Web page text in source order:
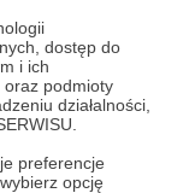
dostęp do
i ich
oraz podmioty
działalności,
preferencje
opcję